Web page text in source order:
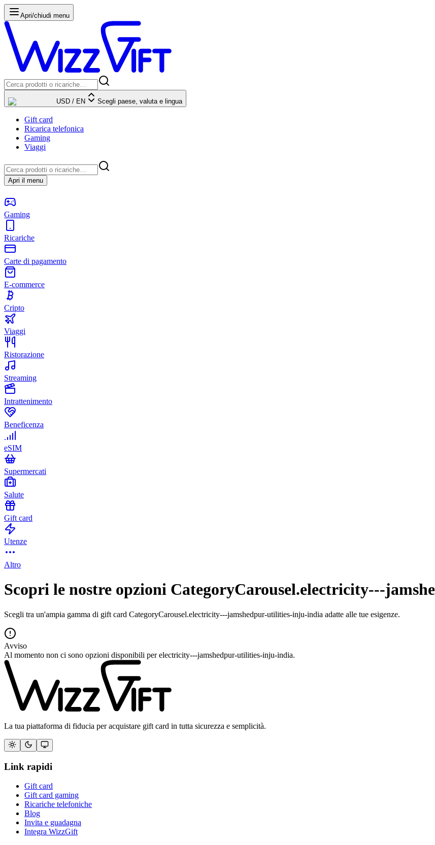
Apri/chiudi menu
USD / EN Scegli paese, valuta e lingua
Gift card
Ricarica telefonica
Gaming
Viaggi
Apri il menu
Gaming
Ricariche
Carte di pagamento
E-commerce
Cripto
Viaggi
Ristorazione
Streaming
Intrattenimento
Beneficenza
eSIM
Supermercati
Salute
Gift card
Utenze
Altro
Scopri le nostre opzioni CategoryCarousel.electricity---
Scegli tra un'ampia gamma di gift card CategoryCarousel.electricity---jamshedpur-utilities-inju-india adatte alle tue esigenze.
Avviso
Al momento non ci sono opzioni disponibili per electricity---jamshedpur-utilities-inju-india.
La tua piattaforma di fiducia per acquistare gift card in tutta sicurezza e semplicità.
Link rapidi
Gift card
Gift card gaming
Ricariche telefoniche
Blog
Invita e guadagna
Integra WizzGift